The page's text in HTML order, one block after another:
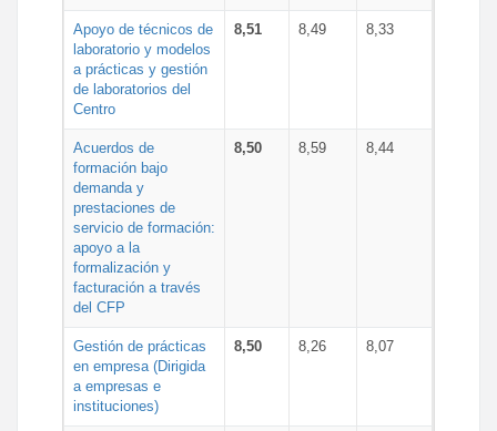
Apoyo de técnicos de
laboratorio y modelos
a prácticas y gestión
de laboratorios del
Centro
8,51 8,49 8,33
Acuerdos de
formación bajo
demanda y
prestaciones de
servicio de formación:
apoyo a la
formalización y
facturación a través
del CFP
8,50 8,59 8,44
Gestión de prácticas
en empresa (Dirigida
a empresas e
instituciones)
8,50 8,26 8,07